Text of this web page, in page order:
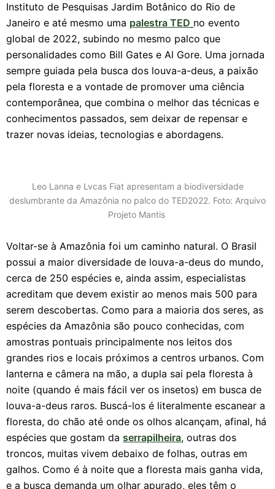
Instituto de Pesquisas Jardim Botânico do Rio de
Janeiro e até mesmo uma palestra TED no evento
global de 2022, subindo no mesmo palco que
personalidades como Bill Gates e Al Gore. Uma jornada
sempre guiada pela busca dos louva-a-deus, a paixão
pela floresta e a vontade de promover uma ciência
contemporânea, que combina o melhor das técnicas e
conhecimentos passados, sem deixar de repensar e
trazer novas ideias, tecnologias e abordagens.
Leo Lanna e Lvcas Fiat apresentam a biodiversidade
deslumbrante da Amazônia no palco do TED2022. Foto: Arquivo
Projeto Mantis
Voltar-se à Amazônia foi um caminho natural. O Brasil
possui a maior diversidade de louva-a-deus do mundo,
cerca de 250 espécies e, ainda assim, especialistas
acreditam que devem existir ao menos mais 500 para
serem descobertas. Como para a maioria dos seres, as
espécies da Amazônia são pouco conhecidas, com
amostras pontuais principalmente nos leitos dos
grandes rios e locais próximos a centros urbanos. Com
lanterna e câmera na mão, a dupla sai pela floresta à
noite (quando é mais fácil ver os insetos) em busca de
louva-a-deus raros. Buscá-los é literalmente escanear a
floresta, do chão até onde os olhos alcançam, afinal, há
espécies que gostam da serrapilheira, outras dos
troncos, muitas vivem debaixo de folhas, outras em
galhos. Como é à noite que a floresta mais ganha vida,
e a busca demanda um olhar apurado, eles têm o